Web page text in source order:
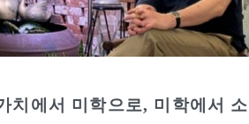
치에서 미학으로, 미학에서 소